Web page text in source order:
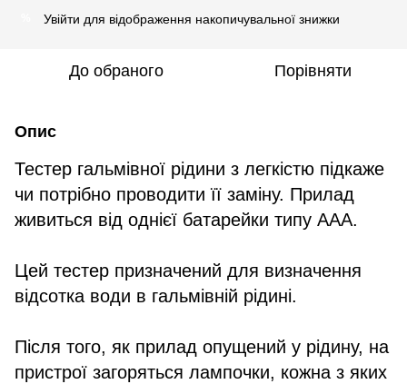
Увійти для відображення накопичувальної знижки
До обраного Порівняти
Опис
Тестер гальмівної рідини з легкістю підкаже
чи потрібно проводити її заміну. Прилад
живиться від однієї батарейки типу ААА.
Цей тестер призначений для визначення
відсотка води в гальмівній рідині.
Після того, як прилад опущений у рідину, на
пристрої загоряться лампочки, кожна з яких